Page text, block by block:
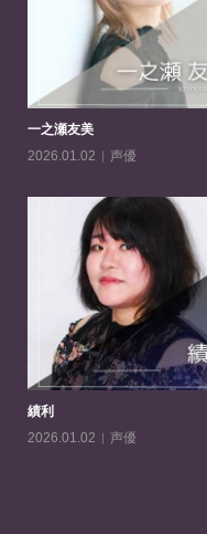
一之瀬友美
2026.01.02
声優
績利
2026.01.02
声優